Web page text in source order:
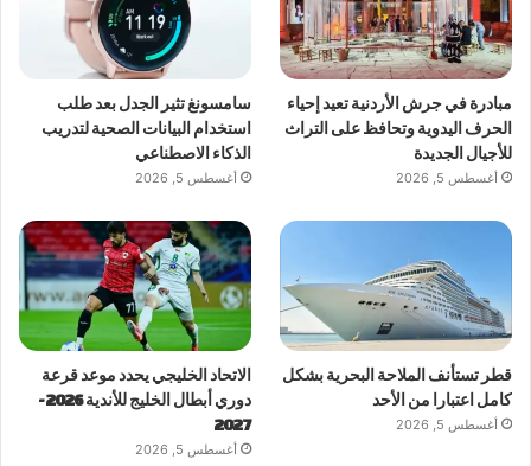
مبادرة في جرش الأردنية تعيد إحياء
الحرف اليدوية وتحافظ على التراث
للأجيال الجديدة
أغسطس 5, 2026
سامسونغ تثير الجدل بعد طلب
استخدام البيانات الصحية لتدريب
الذكاء الاصطناعي
أغسطس 5, 2026
قطر تستأنف الملاحة البحرية بشكل
كامل اعتبارا من الأحد
أغسطس 5, 2026
الاتحاد الخليجي يحدد موعد قرعة
دوري أبطال الخليج للأندية 2026-
2027
أغسطس 5, 2026